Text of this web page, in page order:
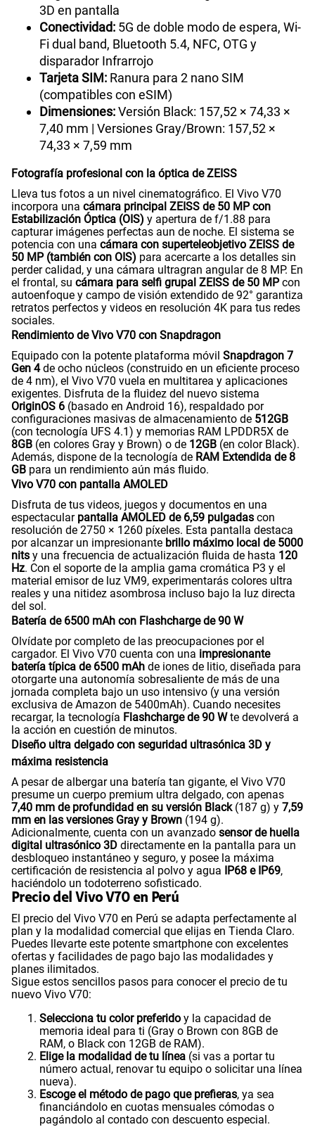
3D en pantalla
Conectividad: 5G de doble modo de espera, Wi-
Fi dual band, Bluetooth 5.4, NFC, OTG y
disparador Infrarrojo
Tarjeta SIM: Ranura para 2 nano SIM
(compatibles con eSIM)
Dimensiones:Versión Black: 157,52 × 74,33 ×
7,40 mm | Versiones Gray/Brown: 157,52 ×
74,33 × 7,59 mm
Fotografía profesional con la óptica de ZEISS
Lleva tus fotos a un nivel cinematográfico. El Vivo V70
incorpora una cámara principal ZEISS de 50 MP con
Estabilización Óptica (OIS) y apertura de f/1.88 para
capturar imágenes perfectas aun de noche. El sistema se
potencia con una cámara con superteleobjetivo ZEISS de
50 MP (también con OIS) para acercarte a los detalles sin
perder calidad, y una cámara ultragran angular de 8 MP. En
el frontal, su cámara para selfi grupal ZEISS de 50 MPcon
autoenfoque y campo de visión extendido de 92° garantiza
retratos perfectos y videos en resolución 4K para tus redes
sociales.
Rendimiento de Vivo V70 con Snapdragon
Equipado con la potente plataforma móvil Snapdragon 7
Gen 4de ocho núcleos (construido en un eficiente proceso
de 4 nm), el Vivo V70 vuela en multitarea y aplicaciones
exigentes. Disfruta de la fluidez del nuevo sistema
OriginOS 6 (basado en Android 16), respaldado por
configuraciones masivas de almacenamiento de 512GB
(con tecnología UFS 4.1) y memorias RAM LPDDR5X de
8GB (en colores Gray y Brown) o de 12GB (en color Black).
Además, dispone de la tecnología de RAM Extendida de 8
GB para un rendimiento aún más fluido.
Vivo V70 con pantalla AMOLED
Disfruta de tus videos, juegos y documentos en una
espectacular pantalla AMOLED de 6,59 pulgadas con
resolución de 2750 × 1260 píxeles. Esta pantalla destaca
por alcanzar un impresionante brillo máximo local de 5000
nits y una frecuencia de actualización fluida de hasta 120
Hz. Con el soporte de la amplia gama cromática P3 y el
material emisor de luz VM9, experimentarás colores ultra
reales y una nitidez asombrosa incluso bajo la luz directa
del sol.
Batería de 6500 mAh con Flashcharge de 90 W
Olvídate por completo de las preocupaciones por el
cargador. El Vivo V70 cuenta con una impresionante
batería típica de 6500 mAh de iones de litio, diseñada para
otorgarte una autonomía sobresaliente de más de una
jornada completa bajo un uso intensivo (y una versión
exclusiva de Amazon de 5400mAh). Cuando necesites
recargar, la tecnología Flashcharge de 90 Wte devolverá a
la acción en cuestión de minutos.
Diseño ultra delgado con seguridad ultrasónica 3D y
máxima resistencia
A pesar de albergar una batería tan gigante, el Vivo V70
presume un cuerpo premium ultra delgado, con apenas
7,40 mm de profundidad en su versión Black(187 g) y 7,59
mm en las versiones Gray y Brown (194 g).
Adicionalmente, cuenta con un avanzado sensor de huella
digital ultrasónico 3D directamente en la pantalla para un
desbloqueo instantáneo y seguro, y posee la máxima
certificación de resistencia al polvo y agua IP68 e IP69,
haciéndolo un todoterreno sofisticado.
Precio del Vivo V70 en Perú
El precio del Vivo V70 en Perú se adapta perfectamente al
plan y la modalidad comercial que elijas en Tienda Claro.
Puedes llevarte este potente smartphone con excelentes
ofertas y facilidades de pago bajo las modalidades y
planes ilimitados.
Sigue estos sencillos pasos para conocer el precio de tu
nuevo Vivo V70:
Selecciona tu color preferido y la capacidad de
memoria ideal para ti (Gray o Brown con 8GB de
RAM, o Black con 12GB de RAM).
Elige la modalidad de tu línea (si vas a portar tu
número actual, renovar tu equipo o solicitar una línea
nueva).
Escoge el método de pago que prefieras, ya sea
financiándolo en cuotas mensuales cómodas o
pagándolo al contado con descuento especial.